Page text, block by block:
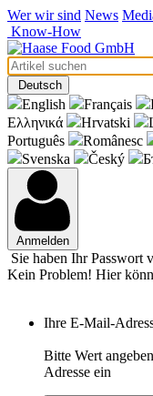
Wer wir sind News
Know-How
Deutsch
English Français
Eλληνικά
Hrvatski
Português
Românesc
Svenska
Český
Anmelden
Sie haben Ihr Passwort
Kein Problem! Hier
Ihre E-Mail-
Bitte Wert
Adresse ein